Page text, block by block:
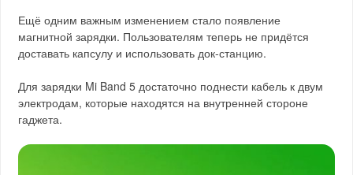
Ещё одним важным изменением стало появление
магнитной зарядки. Пользователям теперь не придётся
доставать капсулу и использовать док-станцию.
Для зарядки Mi Band 5 достаточно поднести кабель к двум
электродам, которые находятся на внутренней стороне
гаджета.